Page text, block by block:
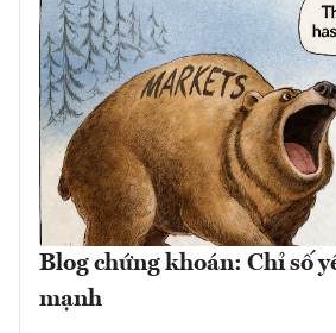
Blog chứng khoán: Chỉ số
mạnh